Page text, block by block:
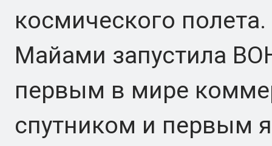
космического
Майами запустила
первым в мире
спутником и первым